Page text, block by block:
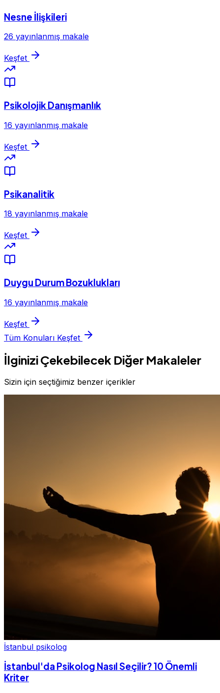
Nesne İlişkileri
26 yayınlanmış makale
Keşfet
Psikolojik Danışmanlık
16 yayınlanmış makale
Keşfet
Psikanalitik
18 yayınlanmış makale
Keşfet
Duygu Durum Bozuklukları
16 yayınlanmış makale
Keşfet
Tüm Konuları Keşfet
İlginizi Çekebilecek Diğer Makaleler
Sizin için seçtiğimiz benzer içerikler
İstanbul psikolog
İstanbul'da Psikolog Nasıl Seçilir? 10 Önemli
Kriter